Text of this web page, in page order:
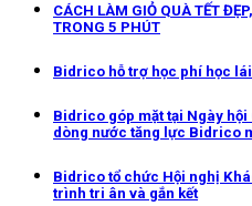
CÁCH LÀM GIỎ QUÀ TẾT
TRONG 5 PHÚT
Bidrico hỗ trợ học phí học
Bidrico góp mặt tại Ngày hội
dòng nước tăng lực Bidrico
Bidrico tổ chức Hội nghị
trình tri ân và gắn kết